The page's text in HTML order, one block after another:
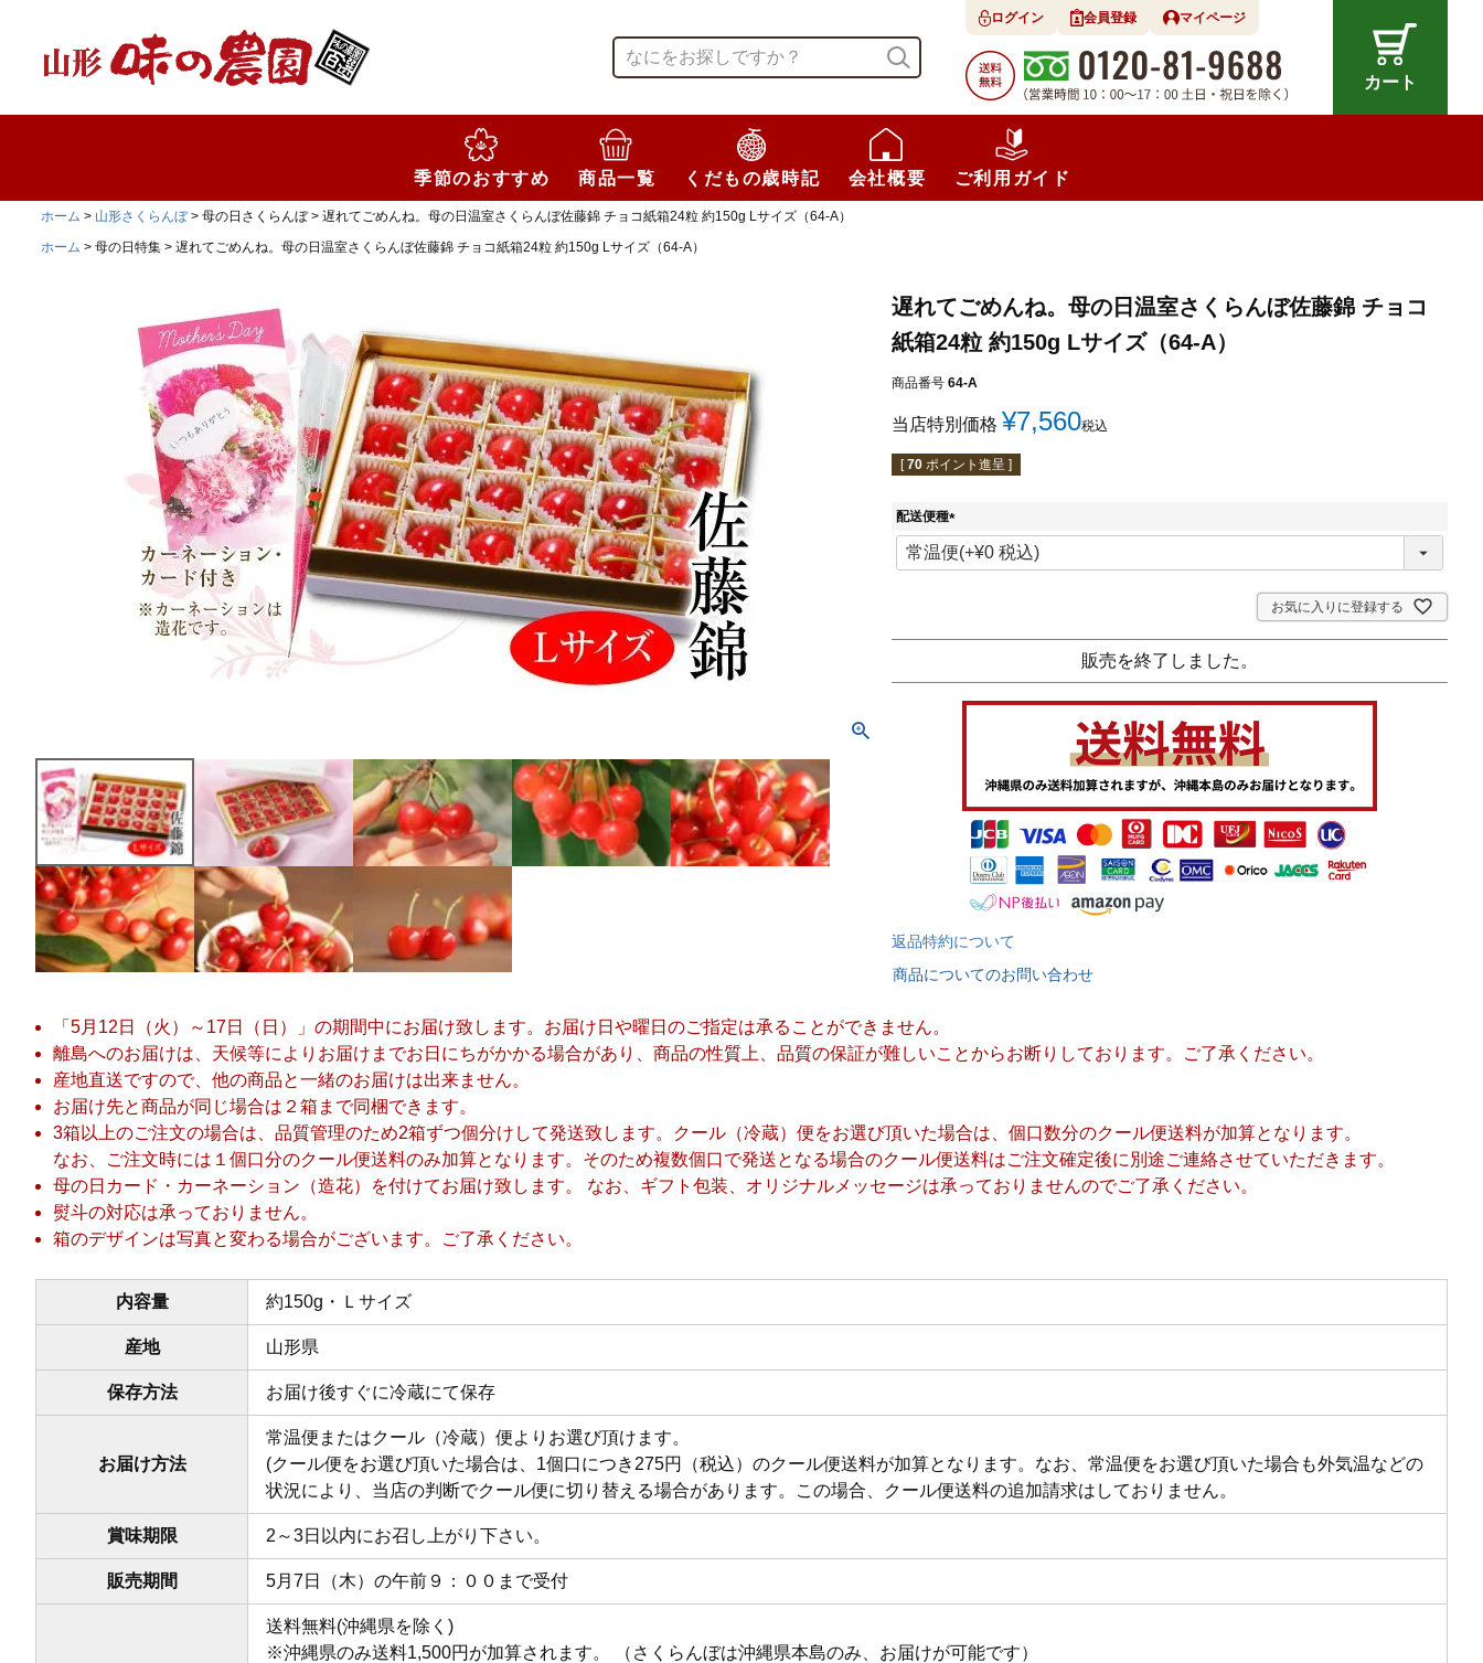
検索
ログイン 会員登録 マイページ
カート
季節のおすすめ 商品一覧 くだもの歳時記 会社概要 ご利用ガイド
ホーム 山形さくらんぼ 母の日さくらんぼ
遅れてごめんね。母の日温室さくらんぼ佐藤錦 チョコ紙箱24粒 約150g Lサイズ（64-A）
ホーム
母の日特集 遅れてごめんね。母の日温室さくらんぼ佐藤錦 チョコ紙箱24粒 約150g Lサイズ（64-A）
遅れてごめんね。母の日温室さくらんぼ佐藤錦 チョコ
紙箱24粒 約150g Lサイズ（64-A）
商品番号 64-A
当店特別価格 ¥7,560税込
[ 70 ポイント進呈 ]
配送便種
(
必
お気に入りに登録する
販売を終了しました。
返品特約について
商品についてのお問い合わせ
「5月12日（火）～17日（日）」の期間中にお届け致します。お届け日や曜日のご指定は承ることができません。
離島へのお届けは、天候等によりお届けまでお日にちがかかる場合があり、商品の性質上、品質の保証が難しいことからお断りしております。ご了承ください。
産地直送ですので、他の商品と一緒のお届けは出来ません。
お届け先と商品が同じ場合は２箱まで同梱できます。
3箱以上のご注文の場合は、品質管理のため2箱ずつ個分けして発送致します。クール（冷蔵）便をお選び頂いた場合は、個口数分のクール便送料が加算となります。
なお、ご注文時には１個口分のクール便送料のみ加算となります。そのため複数個口で発送となる場合のクール便送料はご注文確定後に別途ご連絡させていただきます。
母の日カード・カーネーション（造花）を付けてお届け致します。 なお、ギフト包装、オリジナルメッセージは承っておりませんのでご了承ください。
熨斗の対応は承っておりません。
箱のデザインは写真と変わる場合がございます。ご了承ください。
内容量 約150g・Ｌサイズ
産地 山形県
保存方法 お届け後すぐに冷蔵にて保存
お届け方法
常温便またはクール（冷蔵）便よりお選び頂けます。
(クール便をお選び頂いた場合は、1個口につき275円（税込）のクール便送料が加算となります。なお、常温便をお選び頂いた場合も外気温などの
状況により、当店の判断でクール便に切り替える場合があります。この場合、クール便送料の追加請求はしておりません。
賞味期限 2～3日以内にお召し上がり下さい。
販売期間 5月7日（木）の午前９：００まで受付
送料無料(沖縄県を除く)
※沖縄県のみ送料1,500円が加算されます。 （さくらんぼは沖縄県本島のみ、お届けが可能です）